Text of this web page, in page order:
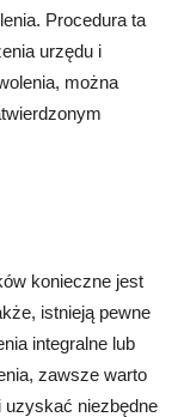
Procedura ta
urzędu i
można
konieczne jest
istnieją pewne
integralne lub
zawsze warto
uzyskać niezbędne